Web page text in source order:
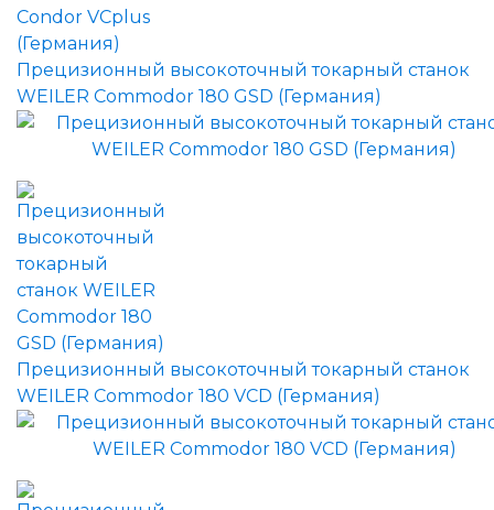
Прецизионный высокоточный токарный станок
WEILER Commodor 180 GSD (Германия)
Прецизионный высокоточный токарный станок
WEILER Commodor 180 VCD (Германия)